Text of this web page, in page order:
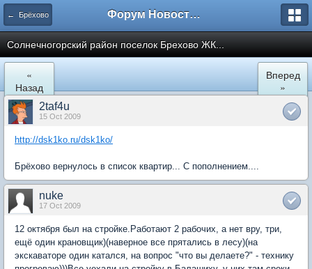
← Брёхово Форум Новостройки
Cолнечногорский район поселок Брехово ЖК...
«
Назад
Вперед
»
2taf4u
15 Oct 2009
http://dsk1ko.ru/dsk1ko/
Брёхово вернулось в список квартир... С пополнением....
nuke
17 Oct 2009
12 октября был на стройке.Работают 2 рабочих, а нет вру, три,
ещё один крановщик)(наверное все прятались в лесу)(на
экскаваторе один катался, на вопрос "что вы делаете?" - технику